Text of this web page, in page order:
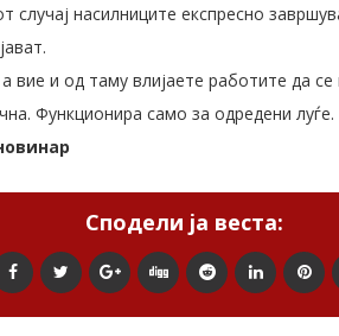
случај насилниците експресно
вие и од таму влијаете работите да
Функционира само за одредени луѓе.
Сподели ја веста: